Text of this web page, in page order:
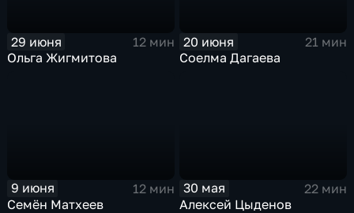
29 июня
12 мин
Ольга Жигмитова
20 июня
21 мин
Соелма Дагаева
9 июня
12 мин
Семён Матхеев
30 мая
22 мин
Алексей Цыденов